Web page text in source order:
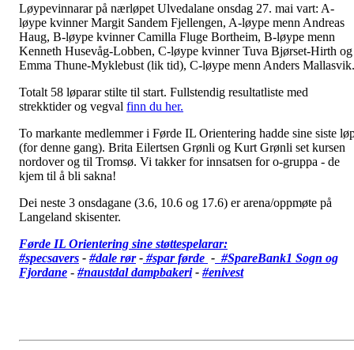
Løypevinnarar på nærløpet Ulvedalane onsdag 27. mai vart: A-
løype kvinner Margit Sandem Fjellengen, A-løype menn Andreas
Haug, B-løype kvinner Camilla Fluge Bortheim, B-løype menn
Kenneth Husevåg-Lobben, C-løype kvinner Tuva Bjørset-Hirth og
Emma Thune-Myklebust (lik tid), C-løype menn Anders Mallasvik.
Totalt 58 løparar stilte til start. Fullstendig resultatliste med
strekktider og vegval finn du her.
To markante medlemmer i Førde IL Orientering hadde sine siste
(for denne gang). Brita Eilertsen Grønli og Kurt Grønli set kursen
nordover og til Tromsø. Vi takker for innsatsen for o-gruppa - de
kjem til å bli sakna!
Dei neste 3 onsdagane (3.6, 10.6 og 17.6) er arena/oppmøte på
Langeland skisenter.
Førde IL Orientering sine støttespelarar:
#specsavers - #dale rør- #spar førde - #SpareBank1 Sogn og
Fjordane - #naustdal dampbakeri - #enivest